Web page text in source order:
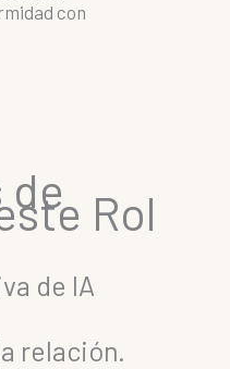
con
Rol
de IA
relación.